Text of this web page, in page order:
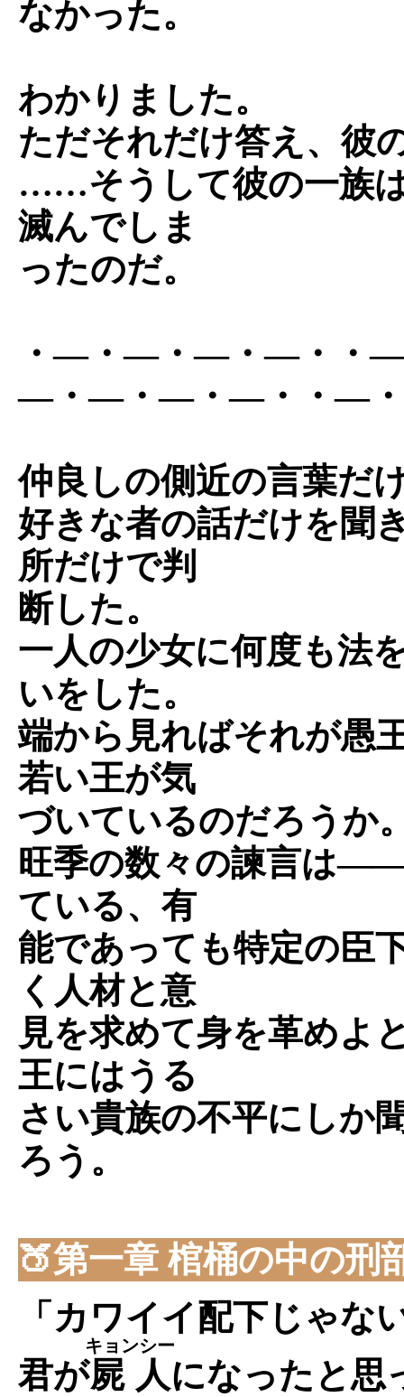
なかった。
わかりました。
ただそれだけ答え、彼
……そうして彼の一族
滅んでしま
ったのだ。
・―・―・―・―・・
―・―・―・―・・―
仲良しの側近の言葉だ
好きな者の話だけを聞
所だけで判
断した。
一人の少女に何度も法
いをした。
端から見ればそれが愚
若い王が気
づいているのだろうか
旺季の数々の諫言は
ている、有
能であっても特定の臣
く人材と意
見を求めて身を革めよ
王にはうる
さい貴族の不平にしか
ろう。
🍑第一章 棺桶の中の刑
「カワイイ配下じゃな
君が屍人
キョンシー
になったと思